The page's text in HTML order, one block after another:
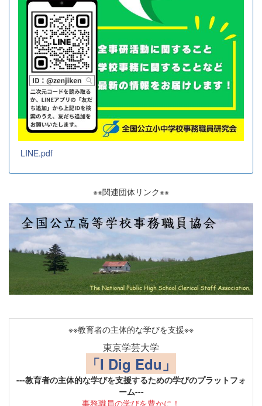
LINE.pdf
※※関連団体リンク※※
※※教育者の主体的な学びを支援※※
東京学芸大学
「I Dig Edu」
---教育者の主体的な学びを支援するための学びのプラットフォ
ーム---
事務職員の学びを豊かに！